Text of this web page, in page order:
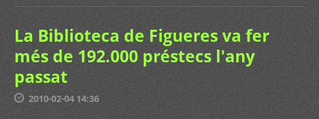
La Biblioteca de Figueres va fer
més de 192.000 préstecs l'any
passat
2010-02-04 14:36